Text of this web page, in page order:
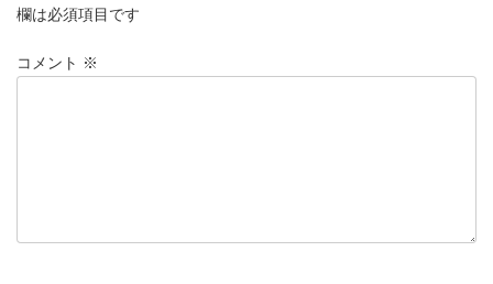
欄は必須項目です
コメント ※